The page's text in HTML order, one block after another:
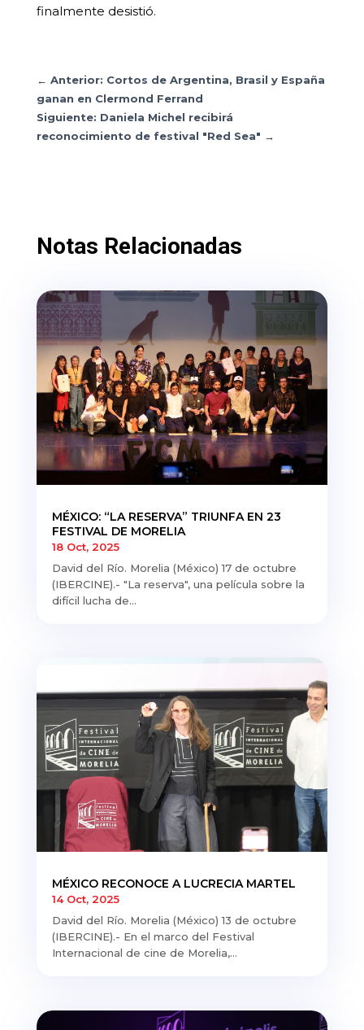
finalmente desistió.
← Anterior: Cortos de Argentina, Brasil y España
ganan en Clermond Ferrand
Siguiente: Daniela Michel recibirá
reconocimiento de festival "Red Sea" →
Notas Relacionadas
MÉXICO: “LA RESERVA” TRIUNFA EN 23
FESTIVAL DE MORELIA
18 Oct, 2025
David del Río. Morelia (México) 17 de octubre
(IBERCINE).- "La reserva", una película sobre la
difícil lucha de...
MÉXICO RECONOCE A LUCRECIA MARTEL
14 Oct, 2025
David del Río. Morelia (México) 13 de octubre
(IBERCINE).- En el marco del Festival
Internacional de cine de Morelia,...